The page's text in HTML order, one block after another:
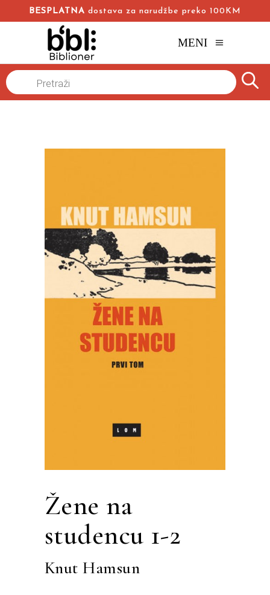
BESPLATNA dostava za narudžbe preko 100KM
MENI
Products
search
Žene na
studencu 1-2
Knut Hamsun